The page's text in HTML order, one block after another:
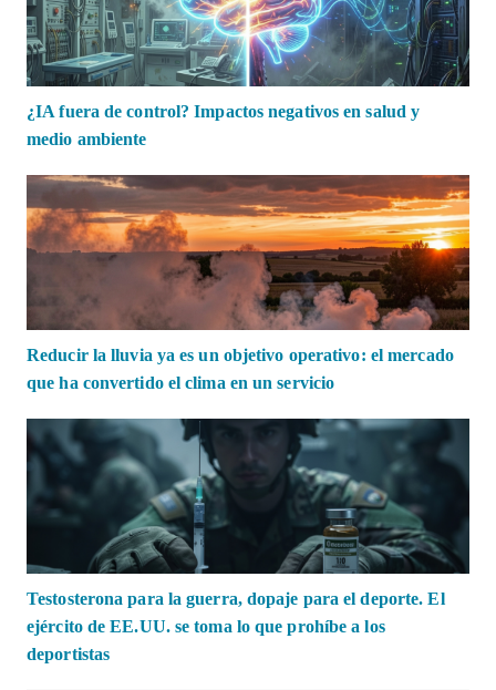
¿IA fuera de control? Impactos negativos en salud y
medio ambiente
Reducir la lluvia ya es un objetivo operativo: el mercado
que ha convertido el clima en un servicio
Testosterona para la guerra, dopaje para el deporte. El
ejército de EE.UU. se toma lo que prohíbe a los
deportistas